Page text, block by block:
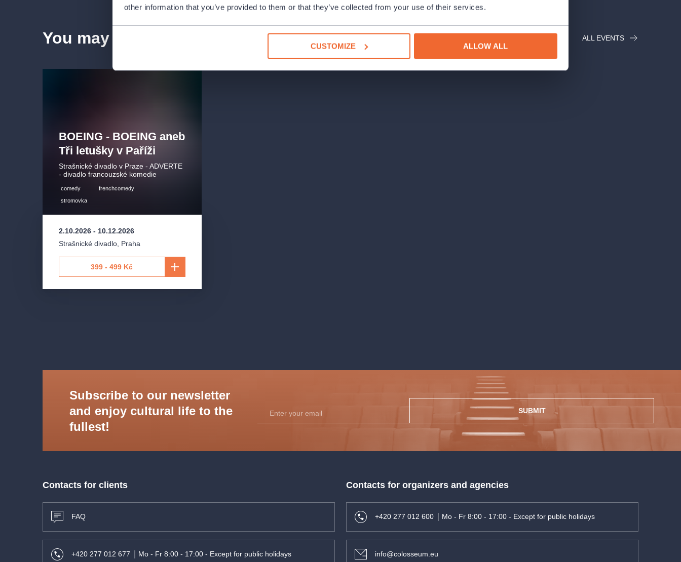
other information that you’ve provided to them or that they’ve collected from your use of their services.
CUSTOMIZE ALLOW ALL
You may also like ALL EVENTS
BOEING - BOEING aneb
Tři letušky v Paříži
Strašnické divadlo v Praze - ADVERTE
- divadlo francouzské komedie
comedy
frenchcomedy
stromovka
2.10.2026 - 10.12.2026
Strašnické divadlo Praha
399 - 499 Kč
Subscribe to our newsletter
and enjoy cultural life to the
fullest!
SUBMIT
Contacts for clients
FAQ
+420 277 012 677 Mo - Fr 8:00 - 17:00 - Except for public holidays
Contacts for organizers and agencies
+420 277 012 600 Mo - Fr 8:00 - 17:00 - Except for public holidays
info@colosseum.eu